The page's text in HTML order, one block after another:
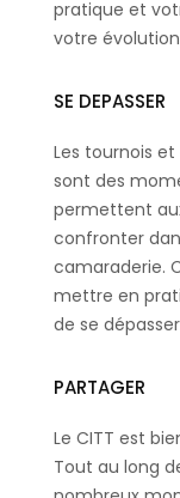
pratique et
votre
SE DEPASSER
Les tournois
sont des
permettent
confronter
camaraderie.
mettre en
de se
PARTAGER
Le CITT est
Tout au long